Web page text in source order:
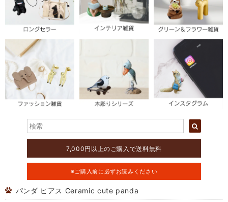
7,000円以上のご購入で送料無料
※ご購入前に必ずお読みください
パンダ ピアス Ceramic cute panda